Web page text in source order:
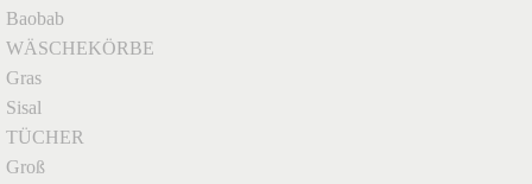
Baobab
WÄSCHEKÖRBE
Gras
Sisal
TÜCHER
Groß